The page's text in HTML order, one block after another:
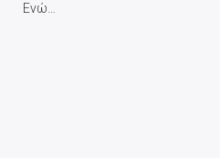
Ενώ…